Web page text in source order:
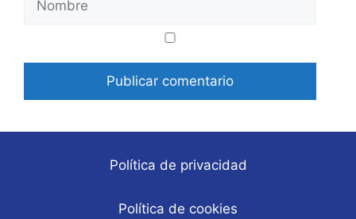
electrónico
Política de privacidad
Política de cookies